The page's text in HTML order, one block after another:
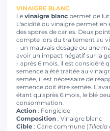
VINAIGRE BLANC
Le vinaigre blanc permet de
L'acidité du vinaigre permet
des spores de caries. Deux
compte lors du traitement au
- un mauvais dosage ou une
avoir un impact négatif sur la
- après 6 mois, il est considéré
semence a été traitée au
semée, il est nécessaire de
semence doit être semée.
étant qu'après 6 mois, le blé
consommation.
Action : Fongicide
Composition : Vinaigre blanc
Cible : Carie commune (Tilletia